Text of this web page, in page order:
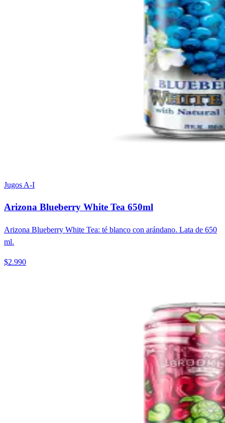
Jugos A-I
Arizona Blueberry White Tea 650ml
Arizona Blueberry White Tea: té blanco con arándano. Lata de 650
ml.
$2.990